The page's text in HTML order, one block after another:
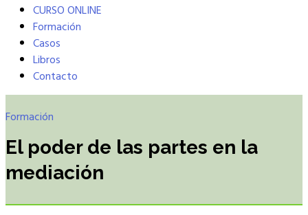
CURSO ONLINE
Formación
Casos
Libros
Contacto
Formación
El poder de las partes en la
mediación